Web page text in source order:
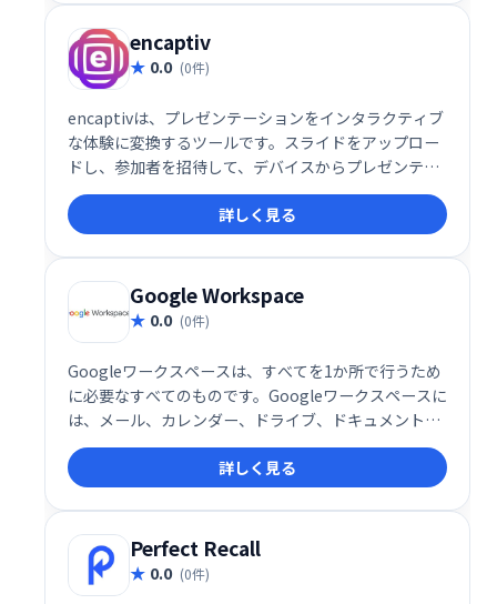
encaptiv
0.0 (0件)
encaptivは、プレゼンテーションをインタラクティブ
な体験に変換するツールです。スライドをアップロー
ドし、参加者を招待して、デバイスからプレゼンテー
ションを操作できます。仮想、ハイブリッド、対面イ
ベントに対応し、オーディエンスのエンゲージメント
を高め、フィードバックを収集できます。同時セッシ
ョンの開催や視聴者参加状況の追跡も可能です。顧
客、ドナー、ファンの獲得を支援します。
詳しく見る
Google Workspace
0.0 (0件)
Googleワークスペースは、すべてを1か所で行うため
に必要なすべてのものです。Googleワークスペースに
は、メール、カレンダー、ドライブ、ドキュメント、
スプレッドシート、スライド、ミートなど、あなたが
知っていて大好きな生産性アプリがすべて含まれてい
ます。
詳しく見る
Perfect Recall
0.0 (0件)